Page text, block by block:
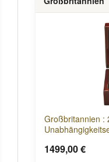
Großbritannien :
1499,00 €